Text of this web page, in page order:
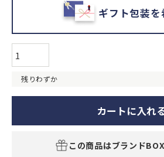
ギフト包装を
残りわずか
カートに入れ
この商品はブランド